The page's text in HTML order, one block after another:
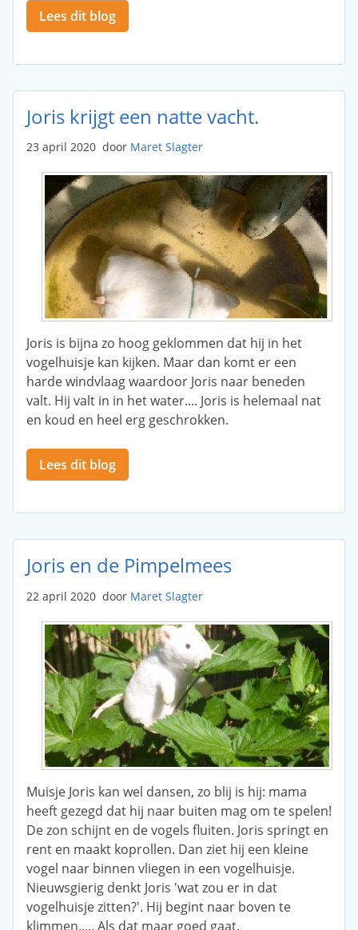
Lees dit blog
Joris krijgt een natte vacht.
23 april 2020 door Maret Slagter
Joris is bijna zo hoog geklommen dat hij in het
vogelhuisje kan kijken. Maar dan komt er een
harde windvlaag waardoor Joris naar beneden
valt. Hij valt in in het water.... Joris is helemaal nat
en koud en heel erg geschrokken.
Lees dit blog
Joris en de Pimpelmees
22 april 2020 door Maret Slagter
Muisje Joris kan wel dansen, zo blij is hij: mama
heeft gezegd dat hij naar buiten mag om te spelen!
De zon schijnt en de vogels fluiten. Joris springt en
rent en maakt koprollen. Dan ziet hij een kleine
vogel naar binnen vliegen in een vogelhuisje.
Nieuwsgierig denkt Joris 'wat zou er in dat
vogelhuisje zitten?'. Hij begint naar boven te
klimmen..... Als dat maar goed gaat.